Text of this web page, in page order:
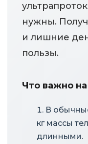
нужны.
и лишние
пользы.
Что важно
В
кг массы
длинными.